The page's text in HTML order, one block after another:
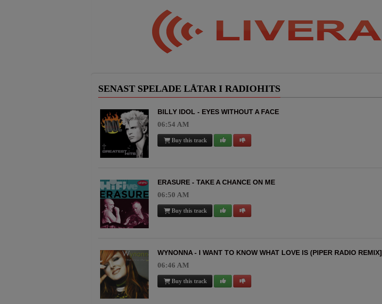
SENAST SPELADE LÅTAR I RADIOHITS
BILLY IDOL - EYES WITHOUT A FACE
06:54 AM
Buy this track
ERASURE - TAKE A CHANCE ON ME
06:50 AM
Buy this track
WYNONNA - I WANT TO KNOW WHAT LOVE IS (PIPER RADIO REMIX]
06:46 AM
Buy this track